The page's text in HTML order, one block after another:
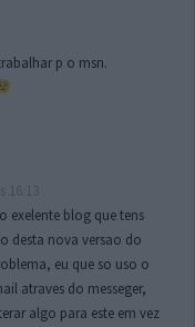
p o msn.
exelente blog que tens
desta nova versao do
eu que so uso o
atraves do messeger,
algo para este em vez